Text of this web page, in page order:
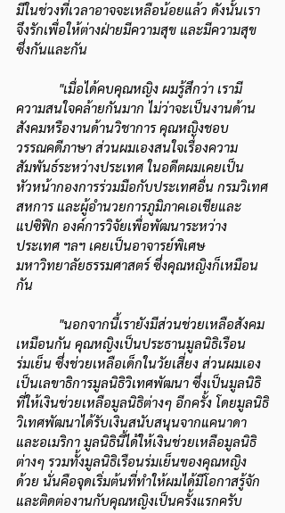
มีในช่วงที่เวลาอาจจะเหลือน้อยแล้ว ดังนั้นเรา
จึงรักเพื่อให้ต่างฝ่ายมีความสุข และมีความสุข
ซึ่งกันและกัน
"เมื่อได้คบคุณหญิง ผมรู้สึกว่า เรามี
ความสนใจคล้ายกันมาก ไม่ว่าจะเป็นงานด้าน
สังคมหรืองานด้านวิชาการ คุณหญิงชอบ
วรรณคดีภาษา ส่วนผมเองสนใจเรื่องความ
สัมพันธ์ระหว่างประเทศ ในอดีตผมเคยเป็น
หัวหน้ากองการร่วมมือกับประเทศอื่น กรมวิเทศ
สหการ และผู้อำนวยการภูมิภาคเอเชียและ
แปซิฟิก องค์การวิจัยเพื่อพัฒนาระหว่าง
ประเทศ ฯลฯ เคยเป็นอาจารย์พิเศษ
มหาวิทยาลัยธรรมศาสตร์ ซึ่งคุณหญิงก็เหมือน
กัน
"นอกจากนี้เรายังมีส่วนช่วยเหลือสังคม
เหมือนกัน คุณหญิงเป็นประธานมูลนิธิเรือน
ร่มเย็น ซึ่งช่วยเหลือเด็กในวัยเสี่ยง ส่วนผมเอง
เป็นเลขาธิการมูลนิธิวิเทศพัฒนา ซึ่งเป็นมูลนิธิ
ที่ให้เงินช่วยเหลือมูลนิธิต่างๆ อีกครั้ง โดยมูลนิธิ
วิเทศพัฒนาได้รับเงินสนับสนุนจากแคนาดา
และอเมริกา มูลนิธินี้ได้ให้เงินช่วยเหลือมูลนิธิ
ต่างๆ รวมทั้งมูลนิธิเรือนร่มเย็นของคุณหญิง
ด้วย นั่นคือจุดเริ่มต้นที่ทำให้ผมได้มีโอกาสรู้จัก
และติดต่องานกับคุณหญิงเป็นครั้งแรกครับ